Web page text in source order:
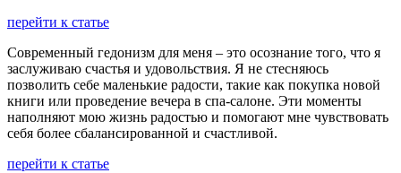
перейти к статье
Современный гедонизм для меня – это осознание того, что я
заслуживаю счастья и удовольствия. Я не стесняюсь
позволить себе маленькие радости, такие как покупка новой
книги или проведение вечера в спа-салоне. Эти моменты
наполняют мою жизнь радостью и помогают мне чувствовать
себя более сбалансированной и счастливой.
перейти к статье